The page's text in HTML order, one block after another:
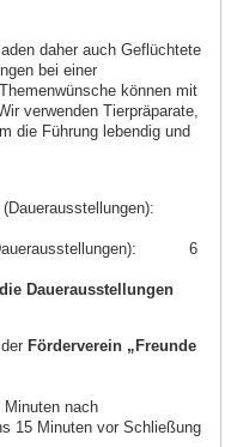
daher auch Geflüchtete
bei einer
können mit
verwenden Tierpräparate,
die Führung lebendig und
(Dauerausstellungen):
(Dauerausstellungen): 6
Dauerausstellungen
Förderverein „Freunde
Minuten nach
15 Minuten vor Schließung